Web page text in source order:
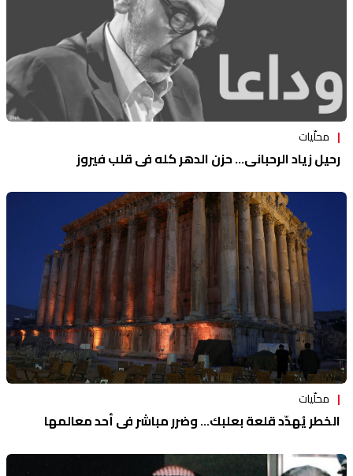
محلّيات
رحيل زياد الرحباني... حزن الدهر كله في قلب فيروز
محلّيات
الخطر يُهدّد قلعة بعلبك... وضرر مباشر في أحد معالمها